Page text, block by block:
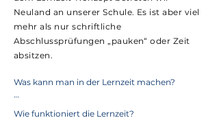
Neuland an unserer Schule. Es ist aber viel
mehr als nur schriftliche
Abschlussprüfungen „pauken“ oder Zeit
absitzen.
Was kann man in der Lernzeit machen?
Wie funktioniert die Lernzeit?